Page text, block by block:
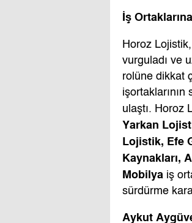
İş
Horoz
vurguladı ve
rolüne dikkat
ulaştı. Horoz
Yarkan
Lojistik, Efe
Kaynakları,
Mobilya iş
sürdürme
Aykut